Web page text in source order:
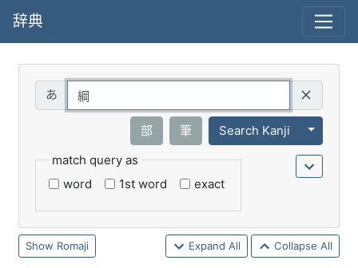
辞典
部 筆 Search Kanji
Toggle
match query as
word
1st word exact
Romaji Expand All Collapse All